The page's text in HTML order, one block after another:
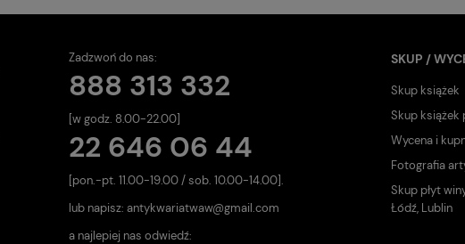
Zadzwoń do nas:
888 313 332
[w godz. 8.00-22.00]
22 646 06 44
[pon.-pt. 11.00-19.00 / sob. 10.00-14.00].
lub napisz: antykwariatwaw@gmail.com
a najlepiej nas odwiedź:
SKUP /
Skup książek
Skup książek
Wycena i
Fotografia
Skup płyt
Łódź, Lublin